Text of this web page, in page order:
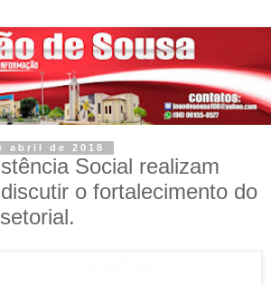
abril de 2018
Social realizam
o fortalecimento do